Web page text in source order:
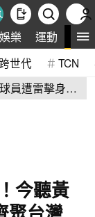
娛樂 運動 全
跨世代 TCN
員遭雷擊身
今聽黃